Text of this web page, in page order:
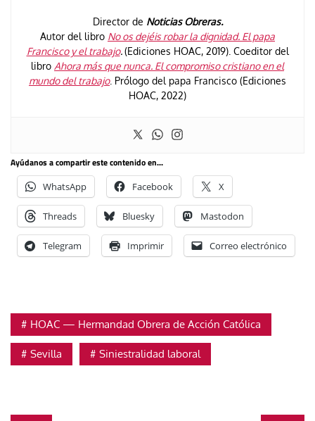
Director de Noticias Obreras.
Autor del libro No os dejéis robar la dignidad. El papa
Francisco y el trabajo.(Ediciones HOAC, 2019). Coeditor del
libro Ahora más que nunca. El compromiso cristiano en el
mundo del trabajo. Prólogo del papa Francisco (Ediciones
HOAC, 2022)
Ayúdanos a compartir este contenido en...
WhatsApp Facebook X
Threads Bluesky Mastodon
Telegram Imprimir Correo electrónico
HOAC — Hermandad Obrera de Acción Católica
Sevilla Siniestralidad laboral